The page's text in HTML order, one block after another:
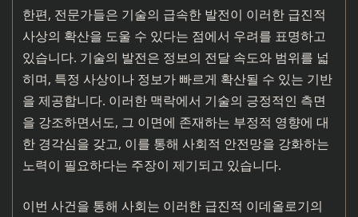
한편, 전문가들은 기술의 급속한 발전이 이러한 급진적
사상의 확산을 도울 수 있다는 점에서 우려를 표명하고
있습니다. 기술의 발전은 정보의 전달 속도와 범위를 넓
히며, 특정 사상이나 정보가 빠르게 확산될 수 있는 기반
을 제공합니다. 이러한 맥락에서 기술의 긍정적인 측면
을 강조하면서도, 그 이면에 존재하는 부정적 영향에 대
한 경각심을 갖고, 이를 통해 사회적 안전망을 강화하는
노력이 필요하다는 주장이 제기되고 있습니다.
이번 사건을 통해 사회는 이러한 급진적 이데올로기의